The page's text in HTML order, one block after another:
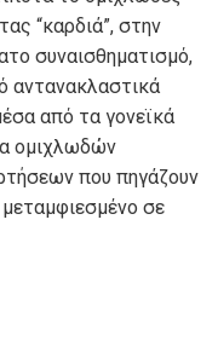
“καρδιά”, στην
συναισθηματισμό,
αντανακλαστικά
από τα γονεϊκά
ομιχλωδών
που πηγάζουν
σε